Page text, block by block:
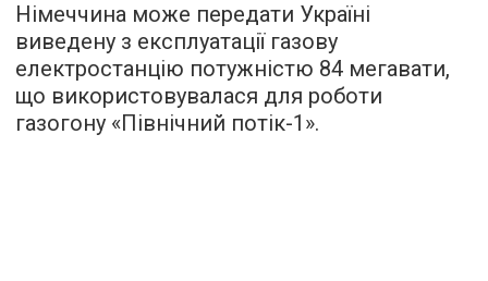
Німеччина може передати Україні
виведену з експлуатації газову
електростанцію потужністю 84 мегавати,
що використовувалася для роботи
газогону «Північний потік-1».